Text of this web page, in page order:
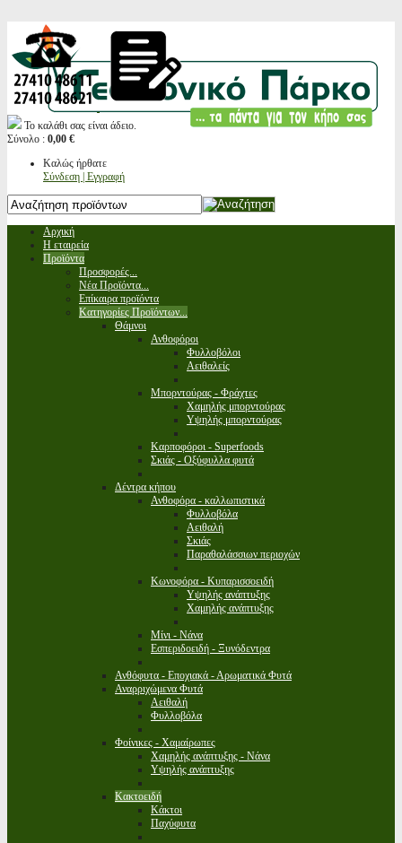
Το καλάθι σας είναι άδειο.
Σύνολο : 0,00 €
Καλώς ήρθατε
Σύνδεση | Εγγραφή
Αρχική
Η εταιρεία
Προϊόντα
Προσφορές...
Νέα Προϊόντα...
Επίκαιρα προϊόντα
Κατηγορίες Προϊόντων...
Θάμνοι
Ανθοφόροι
Φυλλοβόλοι
Αειθαλείς
Μπορντούρας - Φράχτες
Χαμηλής μπορντούρας
Υψηλής μπορντούρας
Καρποφόροι - Superfoods
Σκιάς - Οξύφυλλα φυτά
Δέντρα κήπου
Ανθοφόρα - καλλωπιστικά
Φυλλοβόλα
Αειθαλή
Σκιάς
Παραθαλάσσιων περιοχών
Κωνοφόρα - Κυπαρισσοειδή
Υψηλής ανάπτυξης
Χαμηλής ανάπτυξης
Μίνι - Νάνα
Εσπεριδοειδή - Ξυνόδεντρα
Ανθόφυτα - Εποχιακά - Αρωματικά Φυτά
Αναρριχώμενα Φυτά
Αειθαλή
Φυλλοβόλα
Φοίνικες - Χαμαίρωπες
Χαμηλής ανάπτυξης - Νάνα
Υψηλής ανάπτυξης
Κακτοειδή
Κάκτοι
Παχύφυτα